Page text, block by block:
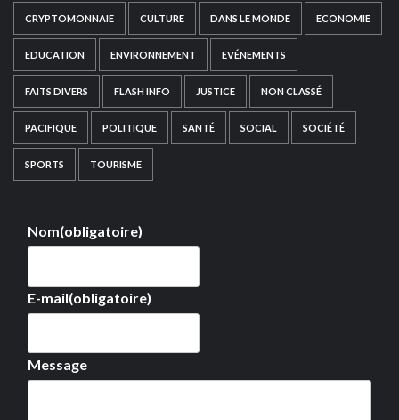
CRYPTOMONNAIE CULTURE DANS LE MONDE ECONOMIE
EDUCATION ENVIRONNEMENT EVÉNEMENTS
FAITS DIVERS FLASH INFO JUSTICE NON CLASSÉ
PACIFIQUE POLITIQUE SANTÉ SOCIAL SOCIÉTÉ
SPORTS TOURISME
Nom(obligatoire)
E-mail(obligatoire)
Message